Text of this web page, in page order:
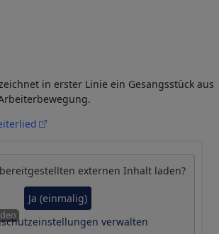
in erster Linie ein Gesangsstück aus
bereitgestellten externen Inhalt laden?
Ja (einmalig)
verwalten